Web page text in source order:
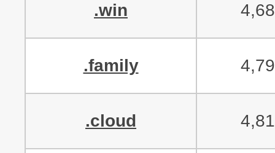
.win
.family
.cloud